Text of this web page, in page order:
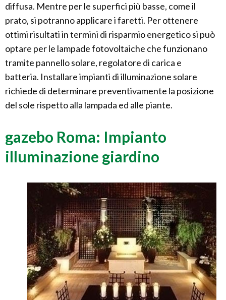
diffusa. Mentre per le superfici più basse, come il
prato, si potranno applicare i faretti. Per ottenere
ottimi risultati in termini di risparmio energetico si può
optare per le lampade fotovoltaiche che funzionano
tramite pannello solare, regolatore di carica e
batteria. Installare impianti di illuminazione solare
richiede di determinare preventivamente la posizione
del sole rispetto alla lampada ed alle piante.
gazebo Roma: Impianto
illuminazione giardino